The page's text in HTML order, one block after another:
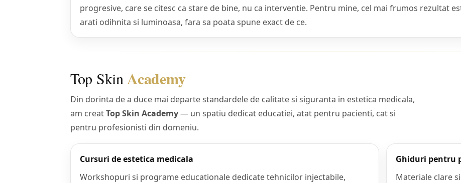
progresive, care se citesc ca stare de bine, nu ca interventie. Pentru mine, cel mai frumos rezultat
arati odihnita si luminoasa, fara sa poata spune exact de ce.
Top SkinAcademy
Din dorinta de a duce mai departe standardele de calitate si siguranta in estetica medicala,
am creatTop Skin Academy— un spatiu dedicat educatiei, atat pentru pacienti, cat si
pentru profesionisti din domeniu.
Cursuri de estetica medicala
Workshopuri si programe educationale dedicate tehnicilor injectabile,
Ghiduri pentru
Materiale clare